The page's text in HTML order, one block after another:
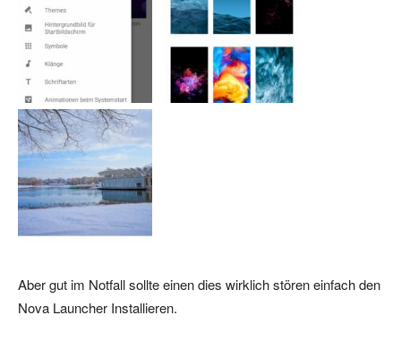
Aber gut im Notfall sollte einen dies wirklich stören einfach den
Nova Launcher Installieren.